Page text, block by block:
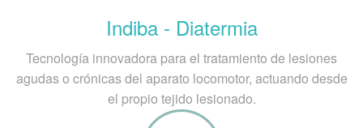
Indiba - Diatermia
Tecnología innovadora para el tratamiento de lesiones
agudas o crónicas del aparato locomotor, actuando desde
el propio tejido lesionado.